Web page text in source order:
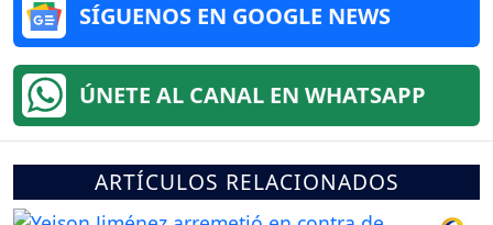
SÍGUENOS EN GOOGLE NEWS
ÚNETE AL CANAL EN WHATSAPP
ARTÍCULOS RELACIONADOS